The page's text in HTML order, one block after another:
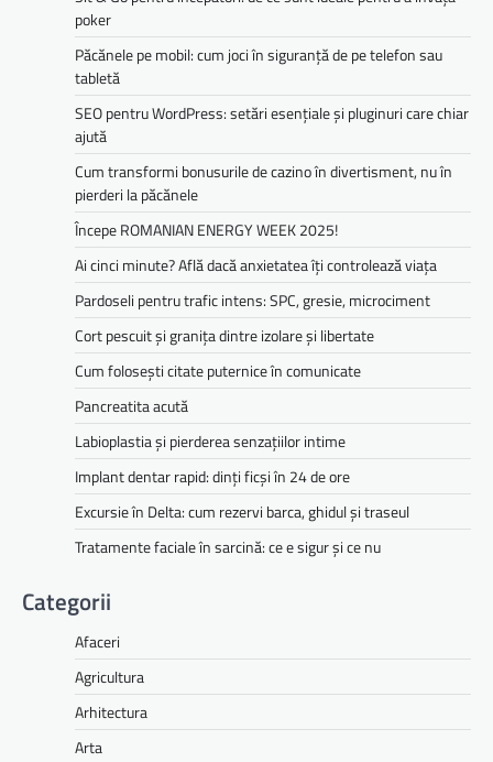
poker
Păcănele pe mobil: cum joci în siguranță de pe telefon sau
tabletă
SEO pentru WordPress: setări esențiale și pluginuri care chiar
ajută
Cum transformi bonusurile de cazino în divertisment, nu în
pierderi la păcănele
Începe ROMANIAN ENERGY WEEK 2025!
Ai cinci minute? Află dacă anxietatea îți controlează viața
Pardoseli pentru trafic intens: SPC, gresie, microciment
Cort pescuit și granița dintre izolare și libertate
Cum folosești citate puternice în comunicate
Pancreatita acută
Labioplastia și pierderea senzațiilor intime
Implant dentar rapid: dinți ficși în 24 de ore
Excursie în Delta: cum rezervi barca, ghidul și traseul
Tratamente faciale în sarcină: ce e sigur și ce nu
Categorii
Afaceri
Agricultura
Arhitectura
Arta